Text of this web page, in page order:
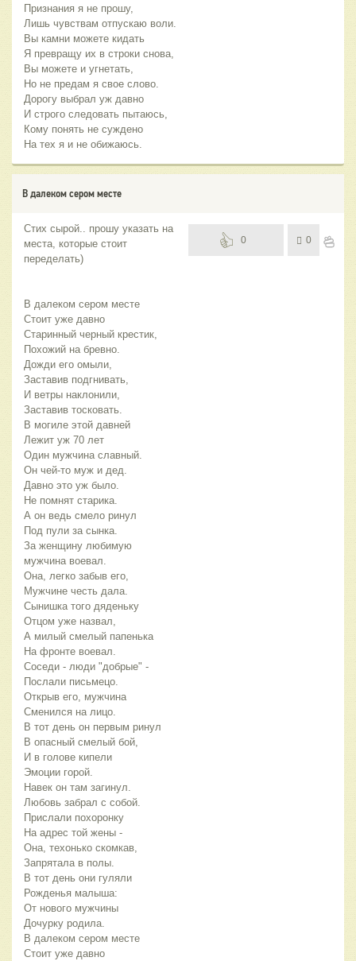
Признания я не прошу,
Лишь чувствам отпускаю воли.
Вы камни можете кидать
Я превращу их в строки снова,
Вы можете и угнетать,
Но не предам я свое слово.
Дорогу выбрал уж давно
И строго следовать пытаюсь,
Кому понять не суждено
На тех я и не обижаюсь.
В далеком сером месте
Стих сырой.. прошу указать на
места, которые стоит
переделать)
В далеком сером месте
Стоит уже давно
Старинный черный крестик,
Похожий на бревно.
Дожди его омыли,
Заставив подгнивать,
И ветры наклонили,
Заставив тосковать.
В могиле этой давней
Лежит уж 70 лет
Один мужчина славный.
Он чей-то муж и дед.
Давно это уж было.
Не помнят старика.
А он ведь смело ринул
Под пули за сынка.
За женщину любимую
мужчина воевал.
Она, легко забыв его,
Мужчине честь дала.
Сынишка того дяденьку
Отцом уже назвал,
А милый смелый папенька
На фронте воевал.
Соседи - люди "добрые" -
Послали письмецо.
Открыв его, мужчина
Сменился на лицо.
В тот день он первым ринул
В опасный смелый бой,
И в голове кипели
Эмоции горой.
Навек он там загинул.
Любовь забрал с собой.
Прислали похоронку
На адрес той жены -
Она, техонько скомкав,
Запрятала в полы.
В тот день они гуляли
Рожденья малыша:
От нового мужчины
Дочурку родила.
В далеком сером месте
Стоит уже давно
0 0